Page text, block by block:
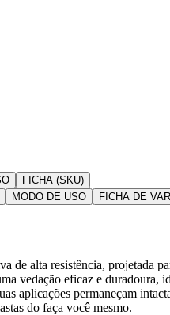
FICHA (SKU)
MODO DE USO FICHA DE
de alta resistência, projetada
vedação eficaz e duradoura,
aplicações permaneçam
do faça você mesmo.